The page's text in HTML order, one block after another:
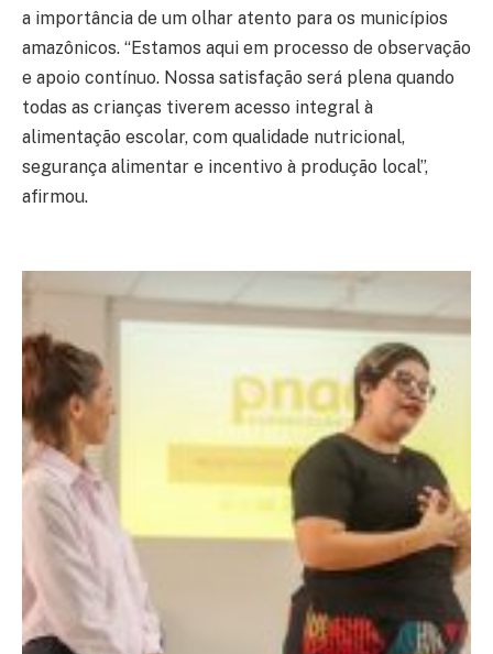
a importância de um olhar atento para os municípios
amazônicos. “Estamos aqui em processo de observação
e apoio contínuo. Nossa satisfação será plena quando
todas as crianças tiverem acesso integral à
alimentação escolar, com qualidade nutricional,
segurança alimentar e incentivo à produção local”,
afirmou.